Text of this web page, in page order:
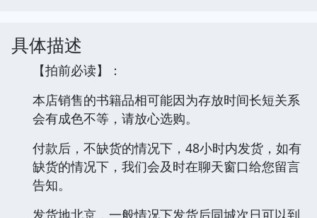
具体描述
【拍前必读】：
本店销售的书籍品相可能因为存放时间长短关系
会有成色不等，请放心选购。
付款后，不缺货的情况下，48小时内发货，如有
缺货的情况下，我们会及时在聊天窗口给您留言
告知。
发货地北京，一般情况下发货后同城次日可以到